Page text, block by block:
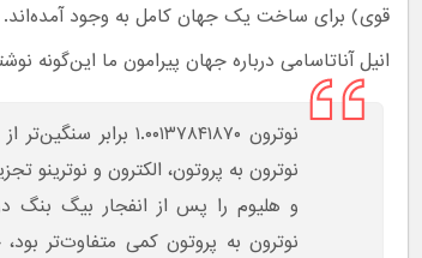
قوی) برای ساخت یک جهان کامل به وجود آمده‌اند.
انیل آناتاسامی درباره جهان پیرامون ما این‌گونه
نوترون ۱.۰۰۱۳۷۸۴۱۸۷۰
نوترون به پروتون، الکترون و نوترینو
و هلیوم را پس از انفجار بیگ
نوترون به پروتون کمی متفاوت‌تر